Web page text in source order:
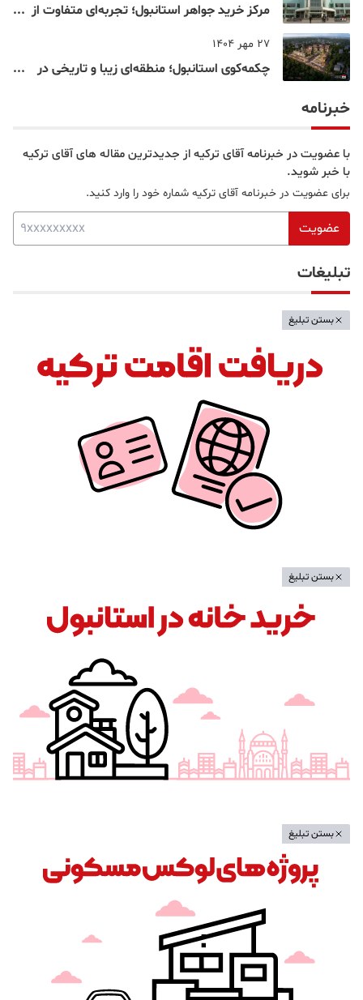
مرکز خرید جواهر استانبول؛ تجربه‌ای متفاوت از
27 مهر 1404
چکمه‌کوی استانبول؛ منطقه‌ای زیبا و تاریخی در
خبرنامه
با عضویت در خبرنامه آقای ترکیه از جدیدترین مقاله های آقای ترکیه
با خبر شوید.
برای عضویت در خبرنامه آقای ترکیه شماره خود را وارد کنید.
عضویت
تبلیغات
بستن تبلیغ
بستن تبلیغ
بستن تبلیغ